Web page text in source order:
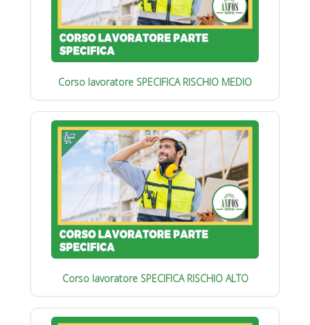
Corso lavoratore SPECIFICA RISCHIO MEDIO
Corso lavoratore SPECIFICA RISCHIO ALTO